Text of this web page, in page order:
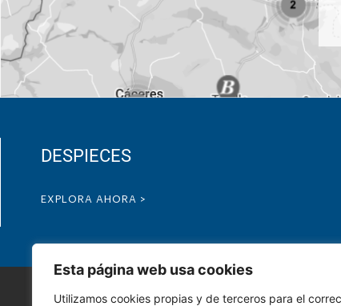
Esta página web usa cookies
Utilizamos cookies propias y de terceros para el
DESPIECES
EXPLORA AHORA >